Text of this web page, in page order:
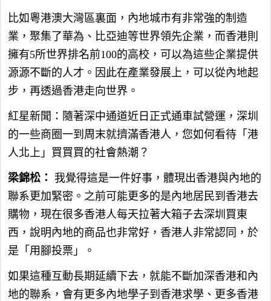
比如粵港澳大灣區裏面，內地城市有非常強的制造
業，聚集了華為、比亞迪等世界領先企業，而香港則
擁有5所世界排名前100的高校，可以為這些企業提供
源源不斷的人才。因此在產業發展上，可以從內地起
步，再透過香港走向世界。
紅星新聞：隨著深中通道近日正式通車試營運，深圳
的一些商圈一到周末就擠滿香港人，您如何看待「港
人北上」買買買的社會熱潮？
梁錦松： 我覺得這是一件好事，體現出香港與內地的
聯系更加緊密。之前可能更多的是內地居民到香港去
購物，現在很多香港人每天拉著大箱子去深圳買東
西，說明內地的商品也非常好，香港人非常認同，於
是「用腳投票」。
如果這種互動長期延續下去，就能不斷加深香港和內
地的聯系，會有更多內地學子到香港求學、更多香港